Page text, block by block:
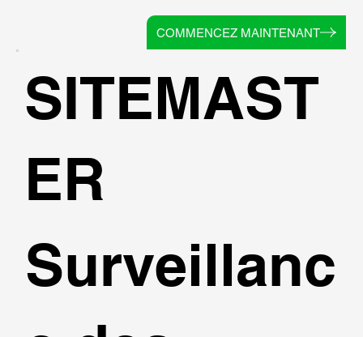
COMMENCEZ MAINTENANT
SITEMAST
ER
Surveillanc